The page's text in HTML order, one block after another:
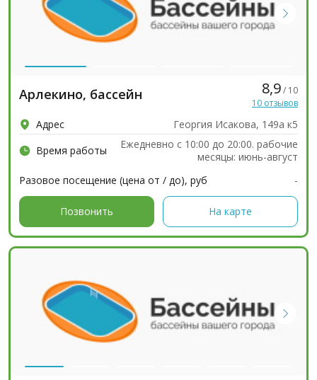
Арлекино, бассейн 8,9/ 10
10 отзывов
Адрес
Георгия Исакова, 149а к5
Время работы
Ежедневно с 10:00 до 20:00. рабочие
месяцы: июнь-август
Разовое посещение (цена от / до), руб
-
Позвонить На карте